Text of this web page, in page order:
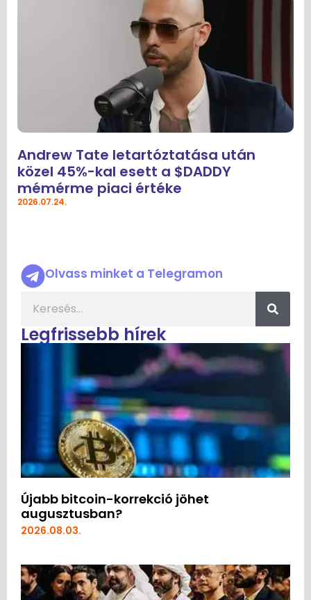
Andrew Tate letartóztatása után
közel 45%-kal esett a $DADDY
mémérme piaci értéke
2026.07.24.
Olvass minket a Telegramon
Legfrissebb hírek
Újabb bitcoin-korrekció jöhet
augusztusban?
2026.08.03.